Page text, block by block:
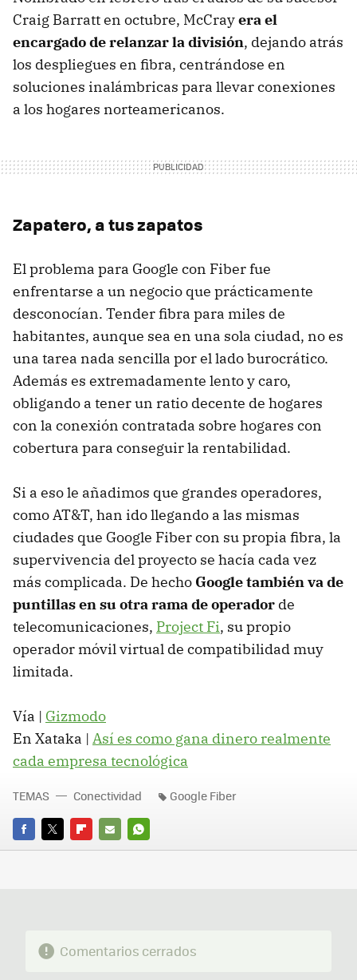
Craig Barratt en octubre, McCrayera el
encargado de relanzar la división, dejando atrás
los despliegues en fibra, centrándose en
soluciones inalámbricas para llevar conexiones
a los hogares norteamericanos.
Zapatero, a tus zapatos
El problema para Google con Fiber fue
enfrentarse a un negocio que prácticamente
desconocían. Tender fibra para miles de
habitantes, aunque sea en una sola ciudad, no es
una tarea nada sencilla por el lado burocrático.
Además es extremadamente lento y caro,
obligando a tener un ratio decente de hogares
con la conexión contratada sobre hogares con
cobertura para conseguir la rentabilidad.
Si a eso le añadimos que grandes operadores,
como AT&T, han ido llegando a las mismas
ciudades que Google Fiber con su propia fibra, la
supervivencia del proyecto se hacía cada vez
más complicada. De hecho Google también va de
puntillas en su otra rama de operador de
telecomunicaciones, Project Fi, su propio
operador móvil virtual de compatibilidad muy
limitada.
Vía | Gizmodo
En Xataka | Así es como gana dinero realmente
cada empresa tecnológica
FACEBOOK
TWITTERFLIPBOARD
E-
WHATSAPP
TEMAS Conectividad Google Fiber
Comentarios cerrados